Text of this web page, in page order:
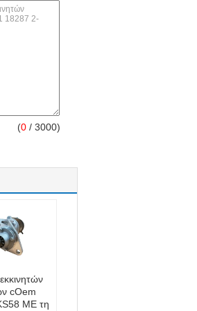
(0 / 3000)
cOem
ΜΕ τη